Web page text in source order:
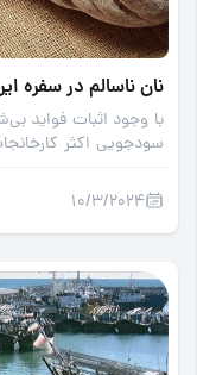
نان ناسالم در سفره
با وجود اثبات فواید
سودجویی اکثر
کامل، سالم و استاندارد
10/3/2024